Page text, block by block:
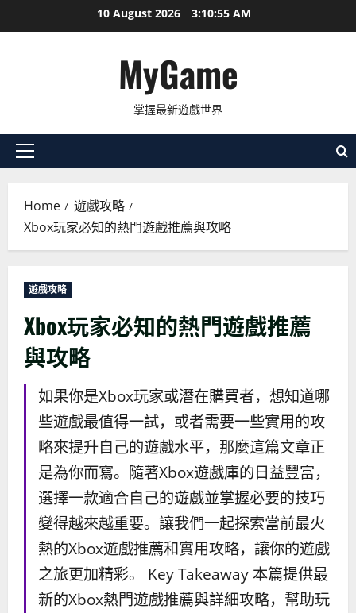
to
10 August 2026 3:10:56 AM
MyGame
掌握最新遊戲世界
Primary
Home
遊戲攻略
Xbox玩家必知的熱門遊戲推薦與攻略
遊戲攻略
Xbox玩家必知的熱門遊戲推薦
與攻略
如果你是Xbox玩家或潛在購買者，想知道哪
些遊戲最值得一試，或者需要一些實用的攻
略來提升自己的遊戲水平，那麼這篇文章正
是為你而寫。隨著Xbox遊戲庫的日益豐富，
選擇一款適合自己的遊戲並掌握必要的技巧
變得越來越重要。讓我們一起探索當前最火
熱的Xbox遊戲推薦和實用攻略，讓你的遊戲
之旅更加精彩。 Key Takeaway 本篇提供最
新的Xbox熱門遊戲推薦與詳細攻略，幫助玩